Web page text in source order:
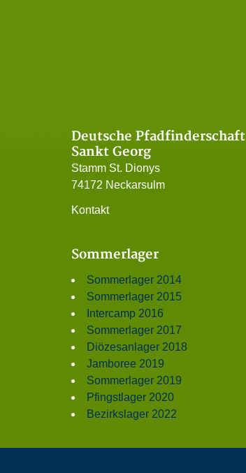
Deutsche Pfadfinderschaft
Sankt Georg
Stamm St. Dionys
74172 Neckarsulm
Kontakt
Sommerlager
Sommerlager 2014
Sommerlager 2015
Intercamp 2016
Sommerlager 2017
Diözesanlager 2018
Jamboree 2019
Sommerlager 2019
Pfingstlager 2020
Bezirkslager 2022